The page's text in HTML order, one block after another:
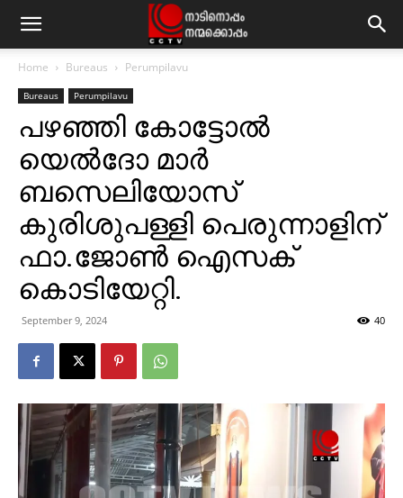
Home Bureaus Perumpilavu
Bureaus Perumpilavu
പഴഞ്ഞി കോട്ടോല്‍
യെല്‍ദോ മാര്‍
ബസെലിയോസ്
കുരിശുപള്ളി പെരുന്നാളിന്
ഫാ.ജോണ്‍ ഐസക്
കൊടിയേറ്റി.
September 9, 2024 40